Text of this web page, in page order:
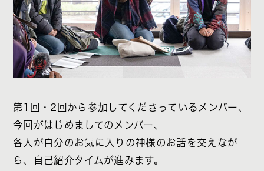
第1回・2回から参加してくださっているメンバー、
今回がはじめましてのメンバー、
各人が自分のお気に入りの神様のお話を交えなが
ら、自己紹介タイムが進みます。